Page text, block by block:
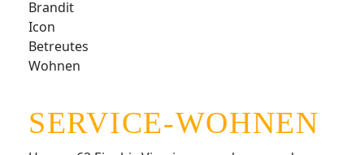
SERVICE-WOHNEN